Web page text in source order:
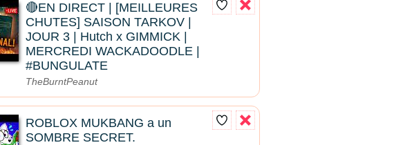
🔴EN DIRECT | [MEILLEURES
CHUTES] SAISON TARKOV |
JOUR 3 | Hutch x GIMMICK |
MERCREDI WACKADOODLE |
#BUNGULATE
TheBurntPeanut
ROBLOX MUKBANG a un
SOMBRE SECRET.